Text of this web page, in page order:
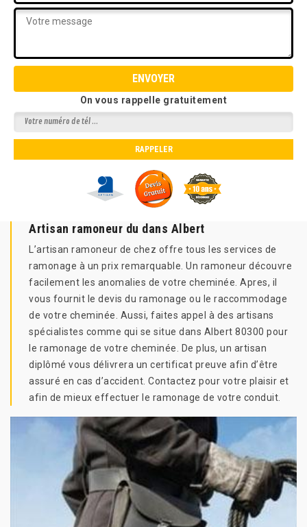
On vous rappelle gratuitement
Artisan ramoneur du dans Albert
L’artisan ramoneur de chez offre tous les services de
ramonage à un prix remarquable. Un ramoneur découvre
facilement les anomalies de votre cheminée. Apres, il
vous fournit le devis du ramonage ou le raccommodage
de votre cheminée. Aussi, faites appel à des artisans
spécialistes comme qui se situe dans Albert 80300 pour
le ramonage de votre cheminée. De plus, un artisan
diplômé vous délivrera un certificat preuve afin d’être
assuré en cas d’accident. Contactez pour votre plaisir et
afin de mieux effectuer le ramonage de votre conduit.